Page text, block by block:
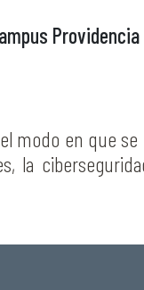
modo en que
la